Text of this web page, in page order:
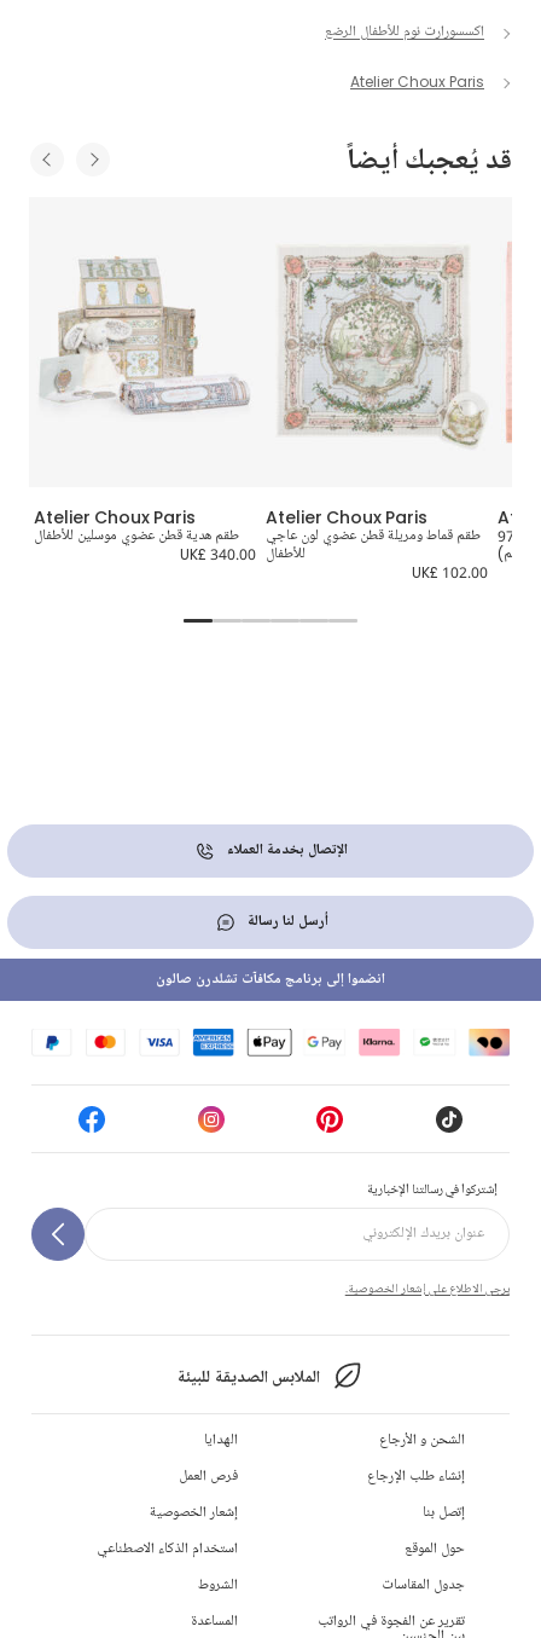
اكسسورارت نوم للأطفال الرضع
Atelier Choux Paris
قد يُعجبك أيضاً
Atelier Choux Paris
طقم هدية قطن عضوي موسلين للأطفال
UK£ 340.00
Atelier Choux Paris
طقم قماط ومريلة قطن عضوي لون عاجي
للأطفال
UK£ 102.00
قماط قطن عضوي موسلين لون زهري (97
سم)
الإتصال بخدمة العملاء
أرسل لنا رسالة
إشتركوا في رسالتنا الإخبارية
يرجى الاطلاع على إشعار الخصوصية.
الملابس الصديقة للبيئة
انضموا إلى برنامج مكافآت تشلدرن صالون
الشحن و الأرجاع
إنشاء طلب الإرجاع
إتصل بنا
حول الموقع
جدول المقاسات
تقرير عن الفجوة في الرواتب
الهدايا
فرص العمل
إشعار الخصوصية
استخدام الذكاء الاصطناعي
الشروط
المساعدة